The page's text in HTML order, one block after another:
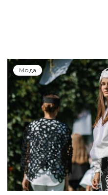
Мода